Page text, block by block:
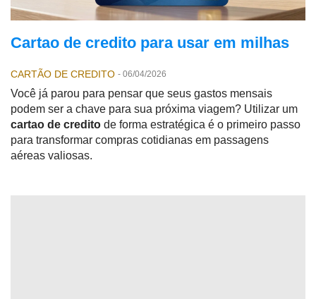
Cartao de credito para usar em milhas
CARTÃO DE CREDITO - 06/04/2026
Você já parou para pensar que seus gastos mensais
podem ser a chave para sua próxima viagem? Utilizar um
cartao de credito de forma estratégica é o primeiro passo
para transformar compras cotidianas em passagens
aéreas valiosas.